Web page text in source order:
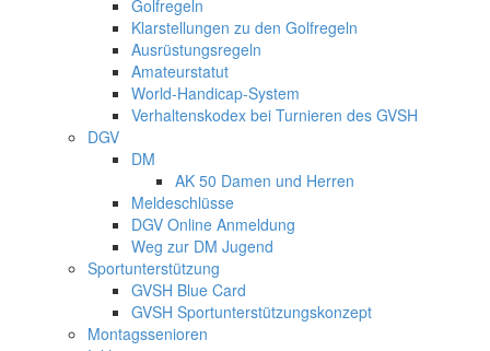
Golfregeln
Klarstellungen zu den Golfregeln
Ausrüstungsregeln
Amateurstatut
World-Handicap-System
Verhaltenskodex bei Turnieren des GVSH
DGV
DM
AK 50 Damen und Herren
Meldeschlüsse
DGV Online Anmeldung
Weg zur DM Jugend
Sportunterstützung
GVSH Blue Card
GVSH Sportunterstützungskonzept
Montagssenioren